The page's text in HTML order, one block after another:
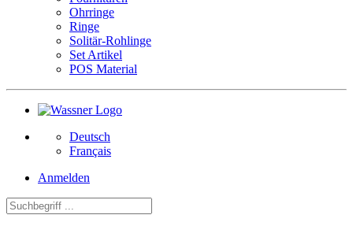
Ohrringe
Ringe
Solitär-Rohlinge
Set Artikel
POS Material
Deutsch
Français
Anmelden